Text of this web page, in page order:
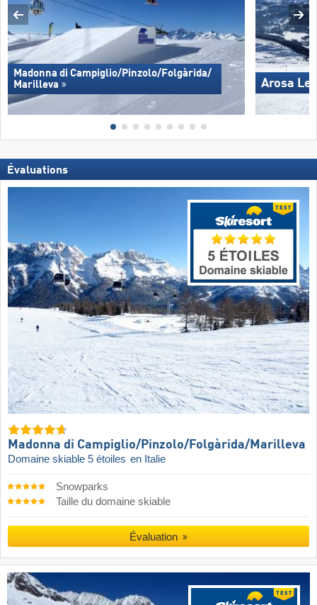
Madonna di Campiglio/​Pinzolo/​Folgàrida/​
Marilleva
Arosa
Évaluations
Madonna di Campiglio/​Pinzolo/​Folgàrida/​Marilleva
Domaine skiable 5 étoiles en Italie
Snowparks
Taille du domaine skiable
Évaluation